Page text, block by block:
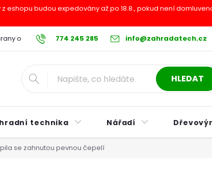
eshopu budou expedovány až po 18.8., pokud není
774 245 285 info@zahradatech.cz
osobních údajů Reklamační řád Postup při
HLEDAT
technika Nářadí
se zahnutou pevnou čepelí